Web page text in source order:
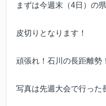
まずは今週末（4日）の
皮切りとなります！
頑張れ！石川の長距離勢
写真は先週大会で行った